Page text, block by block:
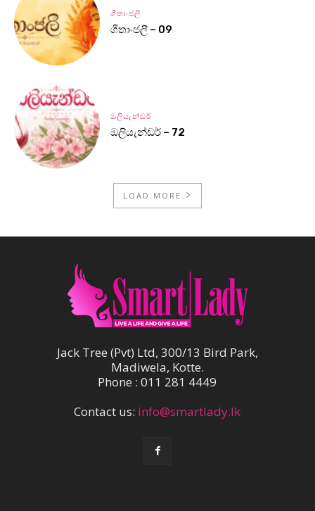
ගීතාංජලී
ගීතාංජලී – 09
ඔලියැන්ඩර්
ඔලියැන්ඩර් – 72
LOAD MORE
Jack Tree (Pvt) Ltd, 300/13 Bird Park,
Madiwela, Kotte.
Phone : 011 281 4449
Contact us: info@smartlady.lk